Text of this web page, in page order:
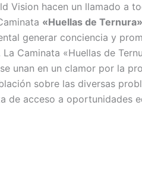
Vision hacen un llamado a
«Huellas de Ternura»
generar conciencia y
Caminata «Huellas de
unan en un clamor por la
sobre las diversas
de acceso a oportunidades